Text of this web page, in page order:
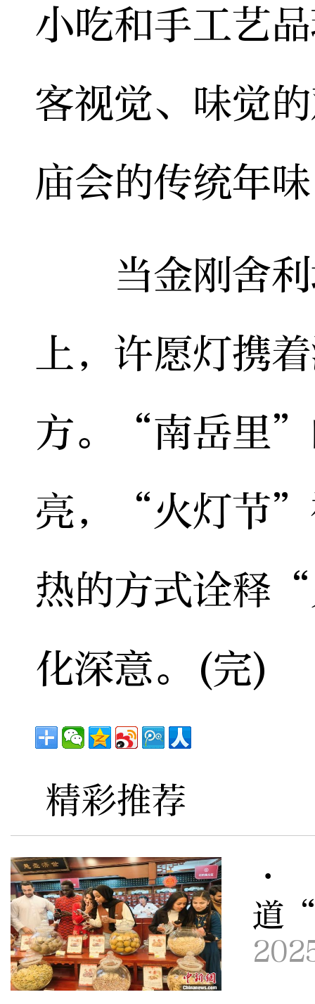
小吃和手工艺
客视觉、味觉
庙会的传统年
当金刚舍利
上，许愿灯携
方。“南岳里”
亮，“火灯节”
热的方式诠释
化深意。(完)
精彩推荐
·
道